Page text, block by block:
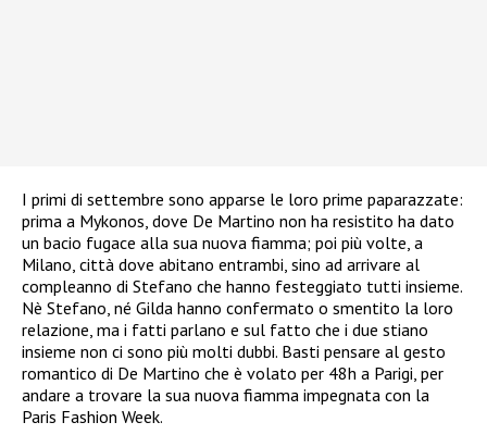
I primi di settembre sono apparse le loro prime paparazzate:
prima a Mykonos, dove De Martino non ha resistito ha dato
un bacio fugace alla sua nuova fiamma; poi più volte, a
Milano, città dove abitano entrambi, sino ad arrivare al
compleanno di Stefano che hanno festeggiato tutti insieme.
Nè Stefano, né Gilda hanno confermato o smentito la loro
relazione, ma i fatti parlano e sul fatto che i due stiano
insieme non ci sono più molti dubbi. Basti pensare al gesto
romantico di De Martino che è volato per 48h a Parigi, per
andare a trovare la sua nuova fiamma impegnata con la
Paris Fashion Week.